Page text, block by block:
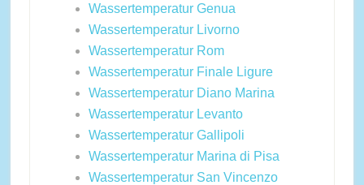
Wassertemperatur Genua
Wassertemperatur Livorno
Wassertemperatur Rom
Wassertemperatur Finale Ligure
Wassertemperatur Diano Marina
Wassertemperatur Levanto
Wassertemperatur Gallipoli
Wassertemperatur Marina di Pisa
Wassertemperatur San Vincenzo